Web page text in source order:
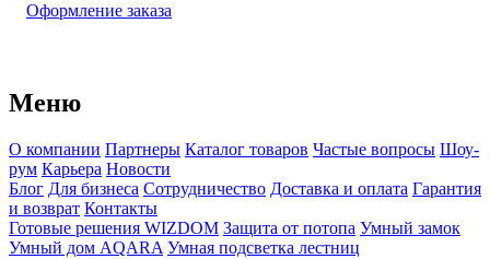
Оформление заказа
Меню
О компании Партнеры Каталог товаров Частые вопросы Шоу-
рум Карьера Новости
Блог Для бизнеса Сотрудничество Доставка и оплата Гарантия
и возврат Контакты
Готовые решения WIZDOM Защита от потопа Умный замок
Умный дом AQARA Умная подсветка лестниц